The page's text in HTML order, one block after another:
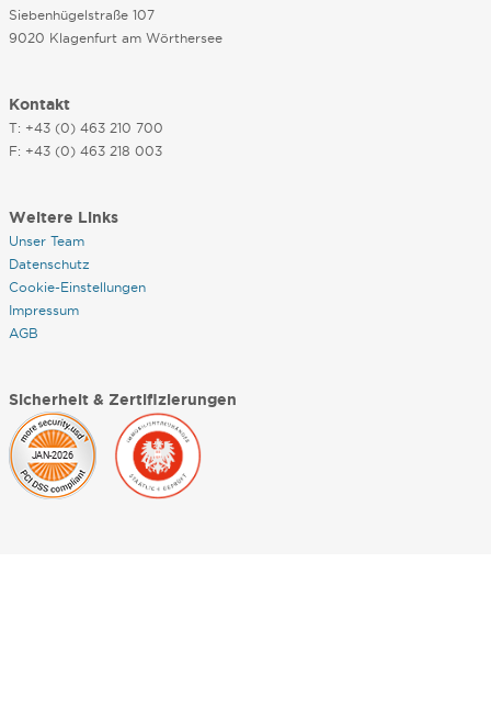
Siebenhügelstraße 107
9020 Klagenfurt am Wörthersee
Kontakt
T: +43 (0) 463 210 700
F: +43 (0) 463 218 003
Weitere Links
Unser Team
Datenschutz
Cookie-Einstellungen
Impressum
AGB
Sicherheit & Zertifizierungen